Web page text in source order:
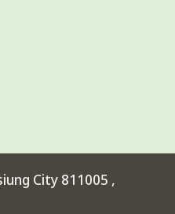
City 811005 ,